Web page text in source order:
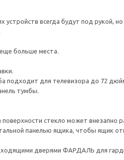
всегда будут под рукой, но
больше места.
подходит для телевизора до 72
тумбы.
стекло может внезапно
панелью ящика, чтобы ящик
дверями ФАРДАЛЬ для